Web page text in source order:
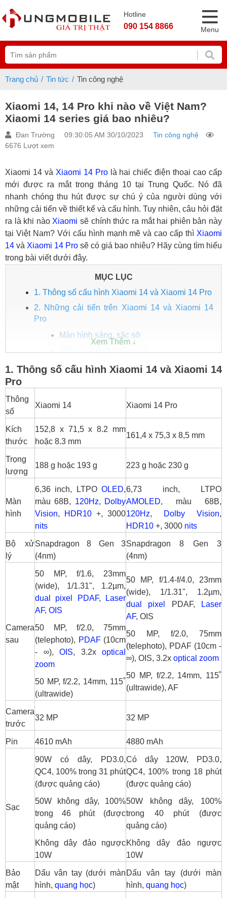
Hotline
090 154 8866 Menu
Trang chủ Tin tức Tin công nghệ
Xiaomi 14, 14 Pro khi nào về Việt Nam?
Xiaomi 14 series giá bao nhiêu?
Đan Trường 09:30:05 AM 30/10/2023
Tin công nghệ
6676 Lượt xem
Xiaomi 14 và Xiaomi 14 Prolà hai chiếc điện thoại cao cấp
mới được ra mắt trong tháng 10 tại Trung Quốc. Nó đã
nhanh chóng thu hút được sự chú ý của người dùng với
những cải tiến về thiết kế và cấu hình. Tuy nhiên, câu hỏi đặt
ra là khi nào Xiaomi sẽ chính thức ra mắt hai phiên bản này
tại Việt Nam? Với cấu hình mạnh mẽ và cao cấp thì Xiaomi
14 và Xiaomi 14 Pro sẽ có giá bao nhiêu? Hãy cùng tìm hiểu
trong bài viết dưới đây.
MỤC LỤC
1. Thông số cấu hình Xiaomi 14 và Xiaomi 14 Pro
2. Những cải tiến trên Xiaomi 14 và Xiaomi 14
Pro
Màn hình sáng, sặc sỡ
Hiệu suất được nâng cấp
Camera LEICA được tối ưu
1. Thông số cấu hình Xiaomi 14 và Xiaomi 14
Pro
Thông
số
Xiaomi 14 Xiaomi 14 Pro
Kích
thước
152,8 x 71,5 x 8.2 mm
hoặc 8.3 mm
161,4 x 75,3 x 8,5 mm
Trọng
lượng
188 g hoặc 193 g 223 g hoặc 230 g
Màn
hình
6,36 inch, LTPO OLED,
màu 68B, 120Hz, Dolby
Vision, HDR10 +, 3000
nits
6,73 inch, LTPO
AMOLED, màu 68B,
120Hz, Dolby Vision,
HDR10 +, 3000 nits
Bộ xử
lý
Snapdragon 8 Gen 3
(4nm)
Snapdragon 8 Gen 3
(4nm)
Camera
sau
50 MP, f/1.6, 23mm
(wide), 1/1.31", 1.2µm,
dual pixel
PDAF,
Laser
AF, OIS
50 MP, f/2.0, 75mm
(telephoto), PDAF(10cm
- ∞), OIS, 3.2x optical
zoom
50 MP, f/2.2, 14mm, 115˚
(ultrawide)
50 MP, f/1.4-f/4.0, 23mm
(wide), 1/1.31", 1.2µm,
dual pixel
PDAF,
Laser
AF, OIS
50 MP, f/2.0, 75mm
(telephoto), PDAF (10cm -
∞), OIS, 3.2x optical zoom
50 MP, f/2.2, 14mm, 115˚
(ultrawide), AF
Camera
trước
32 MP 32 MP
Pin 4610 mAh 4880 mAh
Sạc
90W có dây, PD3.0,
QC4, 100% trong 31 phút
(được quảng cáo)
50W không dây, 100%
trong 46 phút (được
quảng cáo)
Không dây đảo ngược
10W
Có dây 120W, PD3.0,
QC4, 100% trong 18 phút
(được quảng cáo)
50W không dây, 100%
trong 40 phút (được
quảng cáo)
Không dây đảo ngược
10W
Bảo
mật
Dấu vân tay (dưới màn
hình, quang học)
Dấu vân tay (dưới màn
hình, quang học)